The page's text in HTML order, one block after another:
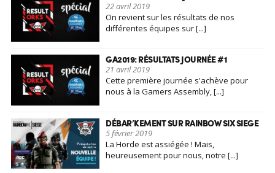
22 avril 2019
On revient sur les résultats de nos
différentes équipes sur [...]
GA2019: RÉSULTATS JOURNÉE #1
21 avril 2019
Cette première journée s'achève pour
nous à la Gamers Assembly, [...]
DÉBAR’KEMENT SUR RAINBOW SIX SIEGE
5 février 2019
La Horde est assiégée ! Mais,
heureusement pour nous, notre [...]